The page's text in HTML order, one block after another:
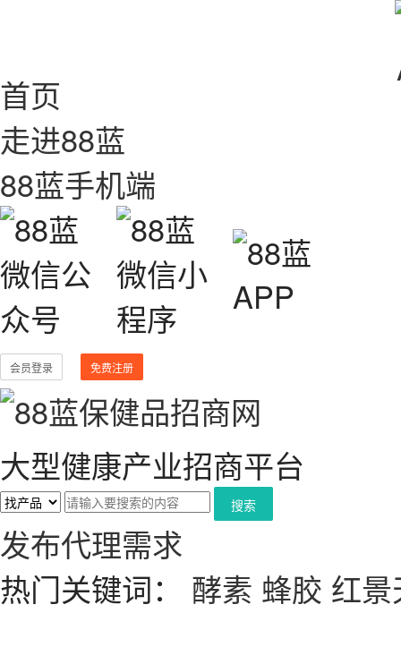
首页
走进88蓝
88蓝手机端
会员登录 免费注册
大型健康产业招商平台
搜索
发布代理需求
热门关键词： 酵素 蜂胶 红景